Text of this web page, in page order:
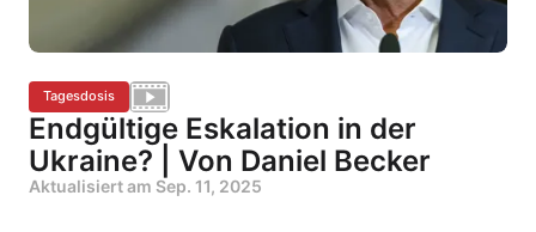
Tagesdosis
Endgültige Eskalation in der
Ukraine? | Von Daniel Becker
Aktualisiert am Sep. 11, 2025